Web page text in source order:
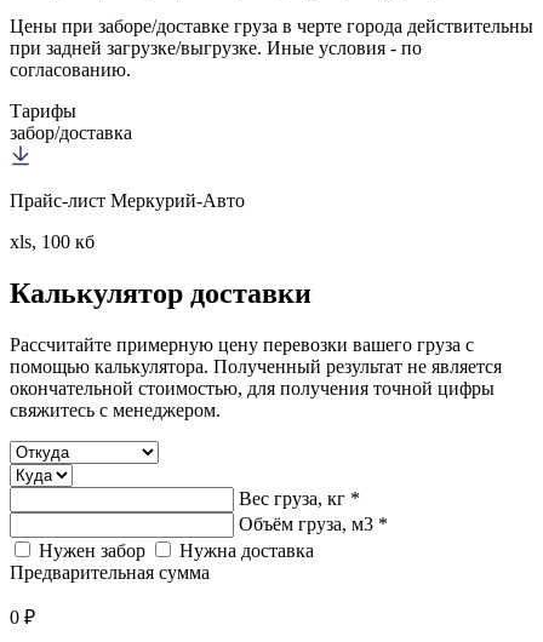
Цены при заборе/доставке груза в черте города действительны
при задней загрузке/выгрузке. Иные условия - по
согласованию.
Тарифы
забор/доставка
Прайс-лист Меркурий-Авто
xls, 100 кб
Калькулятор доставки
Рассчитайте примерную цену перевозки вашего груза с
помощью калькулятора. Полученный результат не является
окончательной стоимостью, для получения точной цифры
свяжитесь с менеджером.
Вес груза, кг *
Объём груза, м3 *
Нужен забор
Нужна доставка
Предварительная сумма
0 ₽